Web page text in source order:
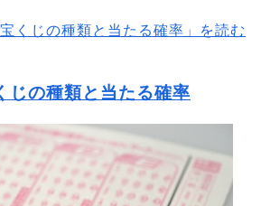
宝くじの種類と当たる確率」を読む
じの種類と当たる確率